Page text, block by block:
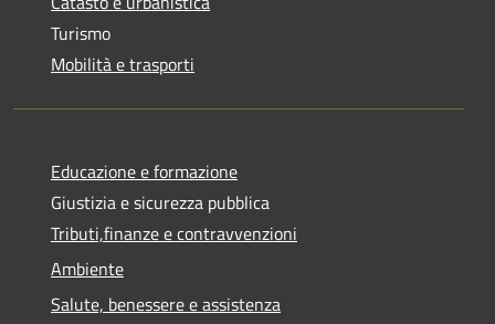
Turismo
Mobilità e trasporti
Educazione e formazione
Giustizia e sicurezza pubblica
Tributi,finanze e contravvenzioni
Ambiente
Salute, benessere e assistenza